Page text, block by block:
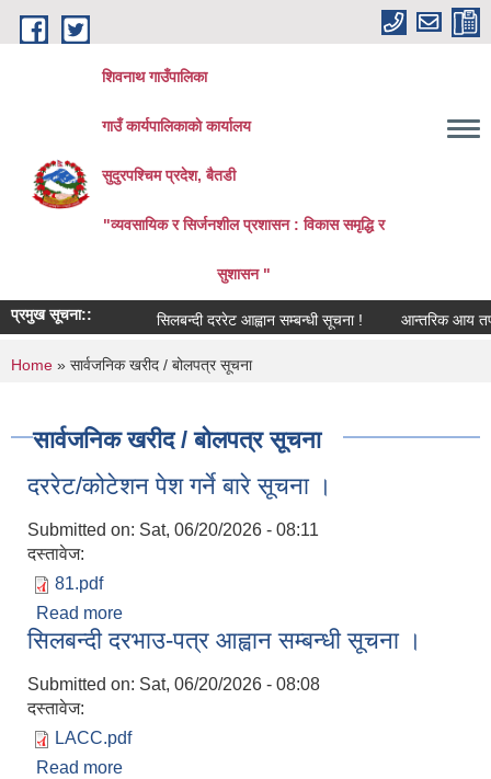
Skip to main content
शिवनाथ गाउँपालिका
गाउँ कार्यपालिकाकाे कार्यालय
सुदुरपश्चिम प्रदेश, बैतडी
"व्यवसायिक र सिर्जनशील प्रशासन : विकास समृद्धि र
सुशासन "
प्रमुख सूचना:: सिलबन्दी दररेट आह्वान सम्बन्धी सूचना ! आन्तरिक आय
You are here
Home » सार्वजनिक खरीद / बोलपत्र सूचना
सार्वजनिक खरीद / बोलपत्र सूचना
दररेट/कोटेशन पेश गर्ने बारे सूचना ।
Submitted on: Sat, 06/20/2026 - 08:11
दस्तावेज:
81.pdf
Read more
सिलबन्दी दरभाउ-पत्र आह्वान सम्बन्धी सूचना ।
Submitted on: Sat, 06/20/2026 - 08:08
दस्तावेज:
LACC.pdf
Read more